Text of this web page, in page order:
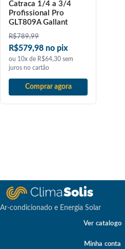
Catraca 1/4 a 3/4
Profissional Pro
GLT809A Gallant
R$789,99
R$579,98 no pix
ou 10x de R$64,30 sem
juros no cartão
Comprar agora
Ar-condicionado e Energia Solar
Ver catalogo
Minha conta